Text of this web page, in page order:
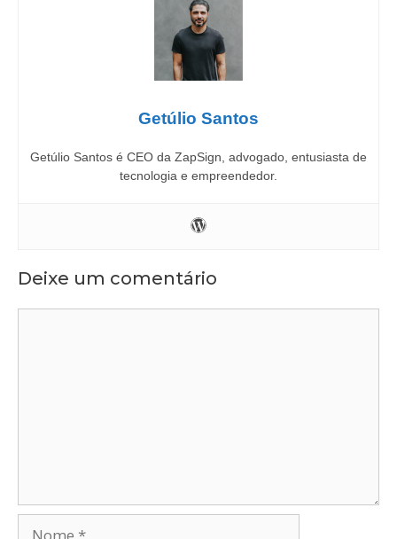
Getúlio Santos
Getúlio Santos é CEO da ZapSign, advogado, entusiasta de
tecnologia e empreendedor.
Deixe um comentário